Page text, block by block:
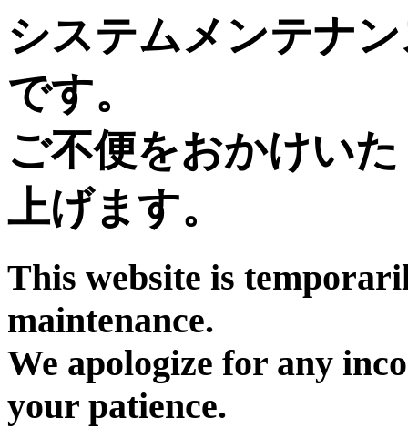
システムメンテナ
です。
ご不便をおかけい
上げます。
This website is
maintenance.
We apologize for any
your patience.